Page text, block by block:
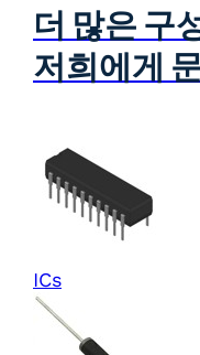
더 많은 구
저희에게
ICs